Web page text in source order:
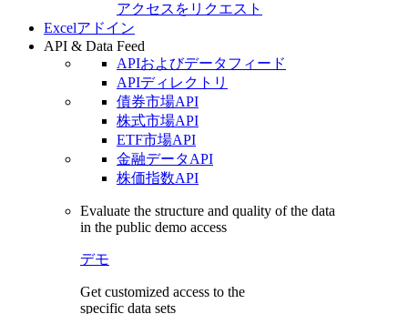
アクセスをリクエスト
Excelアドイン
API & Data Feed
APIおよびデータフィード
APIディレクトリ
債券市場API
株式市場API
ETF市場API
金融データAPI
株価指数API
Evaluate the structure and quality of the data
in the public demo access
デモ
Get customized access to the
specific data sets